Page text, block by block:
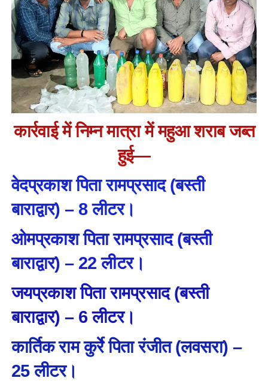
कार्रवाई में निम्न मात्रा में महुआ शराब जब्त
हुई—
वेदप्रकाश पिता रामप्रसाद (बस्ती
बाराद्वार) – 8 लीटर।
ओमप्रकाश पिता रामप्रसाद (बस्ती
बाराद्वार) – 22 लीटर।
जयप्रकाश पिता रामप्रसाद (बस्ती
बाराद्वार) – 6 लीटर।
कार्तिक राम कुर्रे पिता रंजीत (लवसरा) –
25 लीटर।